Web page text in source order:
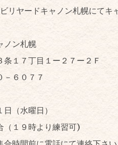
リヤードキャノン札幌にてキ
ン札幌
１７丁目１ー２７ー２Ｆ
６０７７
（水曜日）
１９時より練習可)